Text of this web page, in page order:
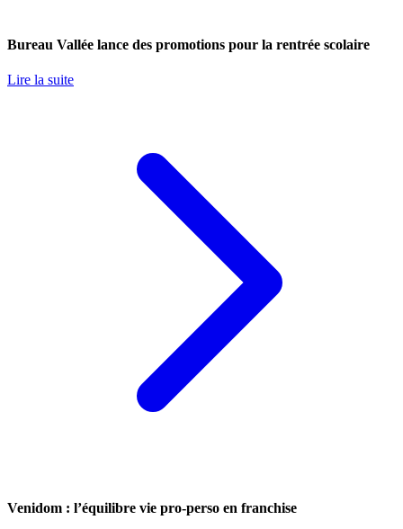
Bureau Vallée lance des promotions pour la rentrée scolaire
Lire la suite
Venidom : l’équilibre vie pro-perso en franchise